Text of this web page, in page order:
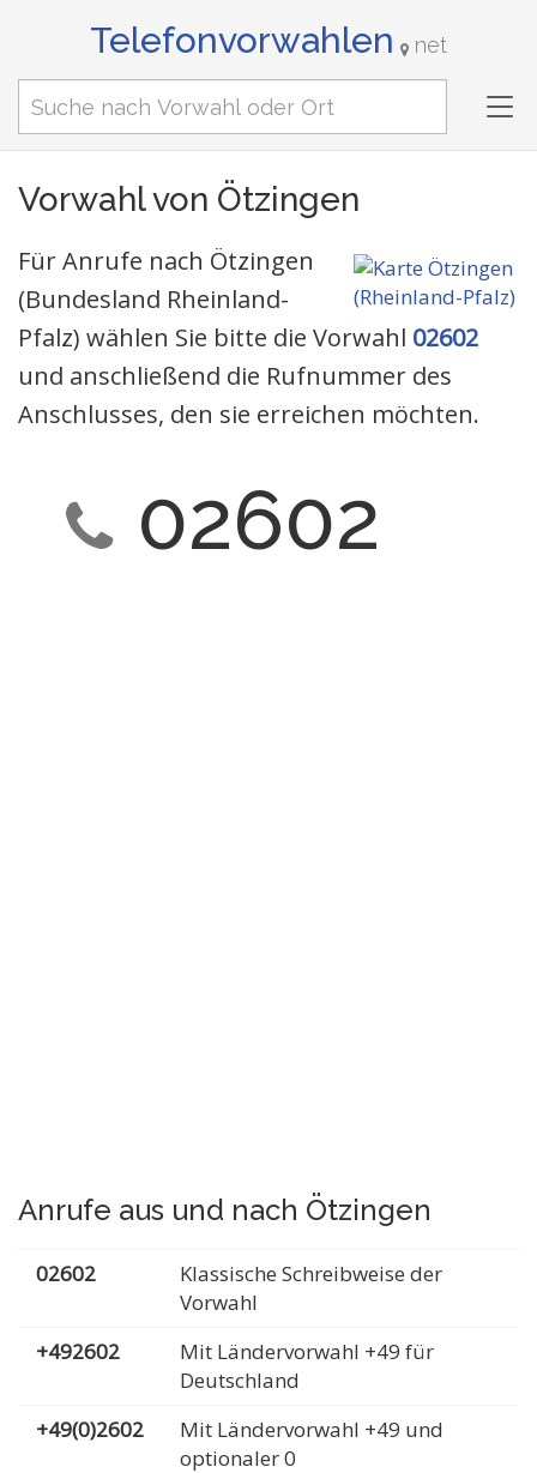
Telefonvorwahlen net
Vorwahl von Ötzingen
Für Anrufe nach Ötzingen
(Bundesland Rheinland-
Pfalz) wählen Sie bitte die Vorwahl 02602
und anschließend die Rufnummer des
Anschlusses, den sie erreichen möchten.
02602
Anrufe aus und nach Ötzingen
02602
Klassische Schreibweise der
Vorwahl
+492602
Mit Ländervorwahl +49 für
Deutschland
+49(0)2602
Mit Ländervorwahl +49 und
optionaler 0